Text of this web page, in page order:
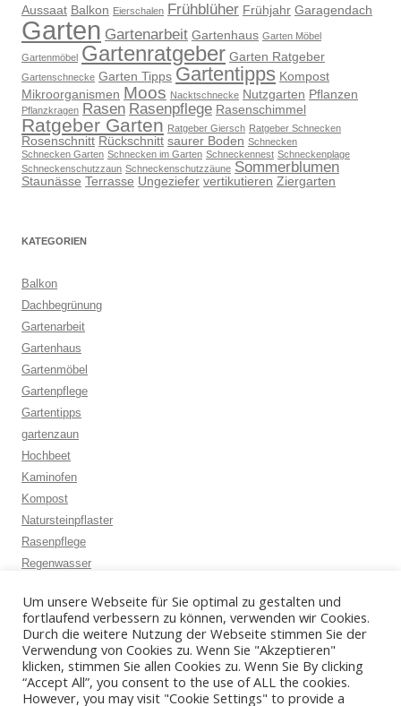
Aussaat Balkon Eierschalen Frühblüher Frühjahr Garagendach
Garten Gartenarbeit Gartenhaus Garten Möbel
Gartenmöbel Gartenratgeber Garten Ratgeber
Gartenschnecke Garten Tipps Gartentipps Kompost
Mikroorganismen Moos Nacktschnecke Nutzgarten Pflanzen
Pflanzkragen Rasen Rasenpflege Rasenschimmel
Ratgeber Garten Ratgeber Giersch Ratgeber Schnecken
Rosenschnitt Rückschnitt saurer Boden Schnecken
Schnecken Garten Schnecken im Garten Schneckennest Schneckenplage
Schneckenschutzzaun Schneckenschutzzäune Sommerblumen
Staunässe Terrasse Ungeziefer vertikutieren Ziergarten
KATEGORIEN
Balkon
Dachbegrünung
Gartenarbeit
Gartenhaus
Gartenmöbel
Gartenpflege
Gartentipps
gartenzaun
Hochbeet
Kaminofen
Kompost
Natursteinpflaster
Rasenpflege
Regenwasser
Schädlingsbekämpfung
Schneckenbekämpfung
Vermoosung
Um unsere Webseite für Sie optimal zu gestalten und
fortlaufend verbessern zu können, verwenden wir Cookies.
Durch die weitere Nutzung der Webseite stimmen Sie der
Verwendung von Cookies zu. Wenn Sie "Akzeptieren"
klicken, stimmen Sie allen Cookies zu. Wenn Sie By clicking
“Accept All”, you consent to the use of ALL the cookies.
However, you may visit "Cookie Settings" to provide a